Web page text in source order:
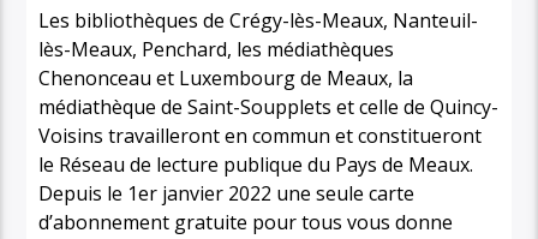
Les bibliothèques de Crégy-lès-Meaux, Nanteuil-
lès-Meaux, Penchard, les médiathèques
Chenonceau et Luxembourg de Meaux, la
médiathèque de Saint-Soupplets et celle de Quincy-
Voisins travailleront en commun et constitueront
le Réseau de lecture publique du Pays de Meaux.
Depuis le 1er janvier 2022 une seule carte
d’abonnement gratuite pour tous vous donne